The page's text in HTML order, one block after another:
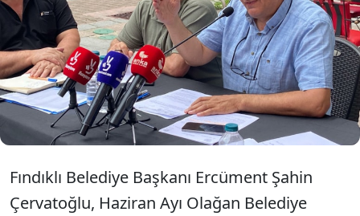
Fındıklı Millet bahçesinin ismini ''Atatürk
Parkı'' olarak değiştiren Fındıklı Belediye
Başkanı Ercüment Şahin Çervatoğlu,
değişikliği onaylamayan ilçe kaymakamına
tepki gösterdi.
Fındıklı Belediye Başkanı Ercüment Şahin
Çervatoğlu, Haziran Ayı Olağan Belediye